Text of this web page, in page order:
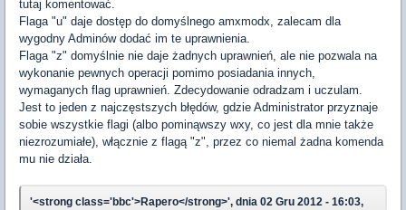
tutaj komentować.
Flaga "u" daje dostęp do domyślnego amxmodx, zalecam dla
wygodny Adminów dodać im te uprawnienia.
Flaga "z" domyślnie nie daje żadnych uprawnień, ale nie pozwala na
wykonanie pewnych operacji pomimo posiadania innych,
wymaganych flag uprawnień. Zdecydowanie odradzam i uczulam.
Jest to jeden z najczęstszych błędów, gdzie Administrator przyznaje
sobie wszystkie flagi (albo pominąwszy wxy, co jest dla mnie także
niezrozumiałe), włącznie z flagą "z", przez co niemal żadna komenda
mu nie działa.
'<strong class='bbc'>Rapero</strong>', dnia 02 Gru 2012 - 16:03,